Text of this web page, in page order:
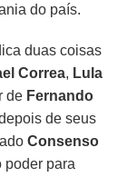
do país.
duas coisas
Correa, Lula
de Fernando
de seus
Consenso
poder para